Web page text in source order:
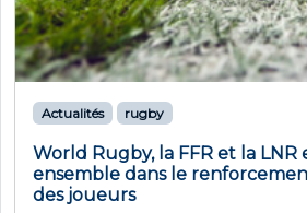
Actualités rugby
World Rugby, la FFR et la LNR
ensemble dans le
des joueurs